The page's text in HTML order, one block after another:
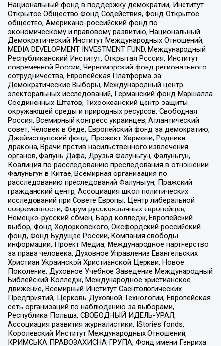
Национальный фонд в поддержку демократии, Институт
Открытое Общество Фонд Содействия, Фонд Открытое
общество, Американо-российский фонд по
экономическому и правовому развитию, Национальный
Демократический Институт Международных Отношений,
MEDIA DEVELOPMENT INVESTMENT FUND, Международный
Республиканский Институт, Открытая Россия, Институт
современной России, Черноморский фонд регионального
сотрудничества, Европейская Платформа за
Демократические Выборы, Международный центр
электоральных исследований, Германский фонд Маршалла
Соединенных Штатов, Тихоокеанский центр защиты
окружающей среды и природных ресурсов, Свободная
Россия, Всемирный конгресс украинцев, Атлантический
совет, Человек в беде, Европейский фонд за демократию,
Джеймстаунский фонд, Прожект Хармони, Родники
дракона, Врачи против насильственного извлечения
органов, Фалунь Дафа, Друзья Фалуньгун, Фалуньгун,
Коалиция по расследованию преследования в отношении
Фалуньгун в Китае, Всемирная организация по
расследованию преследований Фалуньгун, Пражский
гражданский центр, Ассоциация школ политических
исследований при Совете Европы, Центр либеральной
современности, Форум русскоязычных европейцев,
Немецко-русский обмен, Бард колледж, Европейский
выбор, Фонд Ходорковского, Оксфордский российский
фонд, Фонд Будущее России, Компания свободы
информации, Проект Медиа, Международное партнерство
за права человека, Духовное Управление Евангельских
Христиан Украинской Христианской Церкви, Новое
Поколение, Духовное Учебное Заведение Международный
Библейский Колледж, Международное христианское
движение, Всемирный Институт Саентологических
Предприятий, Церковь Духовной Технологии, Европейская
сеть организаций по наблюдению за выборами,
Республика Польша, СВОБОДНЫЙ ИДЕЛЬ-УРАЛ,
Ассоциация развития журналистики, IStories fonds,
Королевский Институт Международных Отношений,
КРИМСЬКА ПРАВОЗАХИСНА ГРУПА, Фонд имени Генриха